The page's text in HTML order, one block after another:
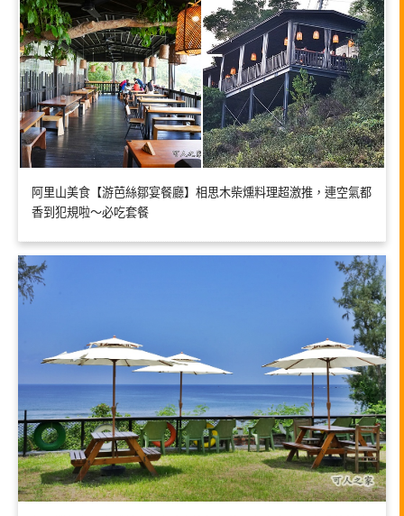
阿里山美食【游芭絲鄒宴餐廳】相思木柴燻料理超激推，連空氣都
香到犯規啦～必吃套餐